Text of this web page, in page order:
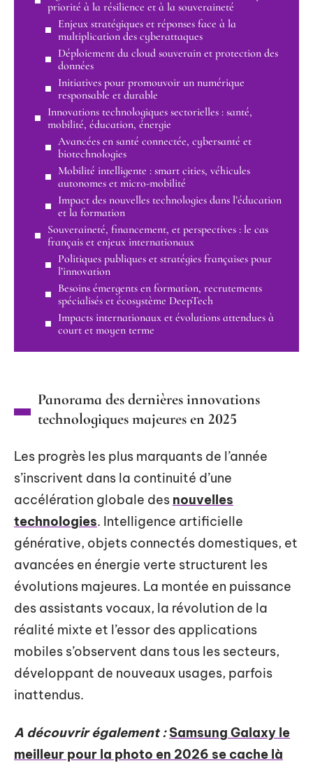
priorité à la résilience et à la souveraineté
Enjeux stratégiques et réponses face à la
multiplication des cyberattaques
Déploiement du cloud souverain et protection des
données
Initiatives pour promouvoir un numérique
responsable et durable
Innovations technologiques sectorielles : santé,
mobilité, éducation, énergie
Avancées en santé connectée, cybersanté et
biotechnologies
Mobilité intelligente : smart cities, véhicules
autonomes et micro-mobilité
Impact des nouvelles technologies dans l’éducation
et la formation
Souveraineté, financement, et perspectives : le cas
français et enjeux internationaux
Politiques publiques et stratégies françaises pour
l’innovation
Besoins émergents en formation, recrutements
spécialisés et écosystème DeepTech
Impacts internationaux et évolutions attendues à
court et moyen terme
Panorama des dernières innovations
technologiques majeures en 2025
Les progrès les plus marquants de l’année
s’inscrivent dans la continuité d’une
accélération globale des nouvelles
technologies. Intelligence artificielle
générative, objets connectés domestiques, et
avancées en énergie verte structurent les
évolutions majeures. La montée en puissance
des assistants vocaux, la révolution de la
réalité mixte et l’essor des applications
mobiles s’observent dans tous les secteurs,
développant de nouveaux usages, parfois
inattendus.
A découvrir également : Samsung Galaxy le
meilleur pour la photo en 2026 se cache là